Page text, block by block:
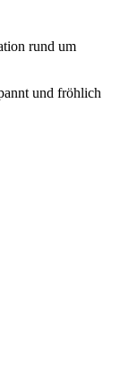
rund um
und fröhlich